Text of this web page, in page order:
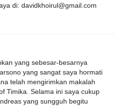
di: davidkhoirul@gmail.com
yang sebesar-besarnya
yang sangat saya hormati
telah mengirimkan makalah
Timika. Selama ini saya cukup
yang sungguh begitu